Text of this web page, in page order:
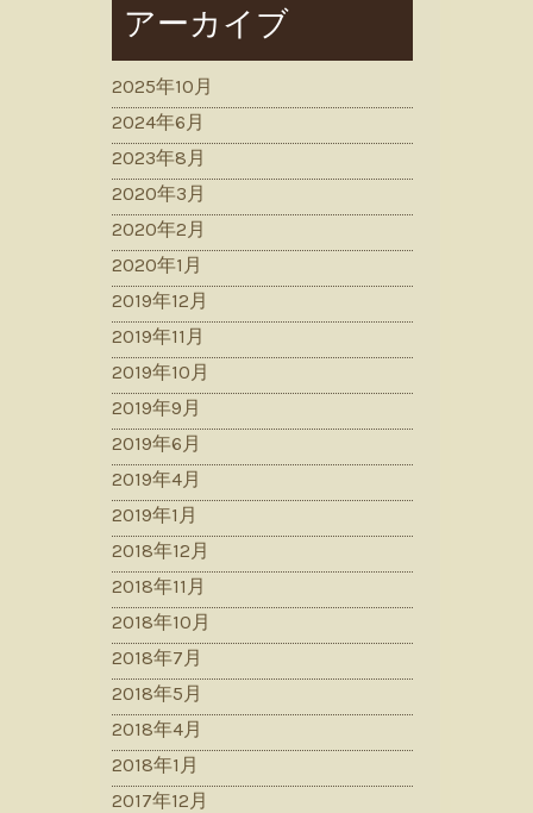
アーカイブ
2025年10月
2024年6月
2023年8月
2020年3月
2020年2月
2020年1月
2019年12月
2019年11月
2019年10月
2019年9月
2019年6月
2019年4月
2019年1月
2018年12月
2018年11月
2018年10月
2018年7月
2018年5月
2018年4月
2018年1月
2017年12月